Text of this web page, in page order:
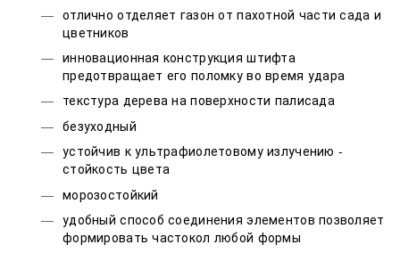
отлично отделяет газон от пахотной части сада и
цветников
инновационная конструкция штифта
предотвращает его поломку во время удара
текстура дерева на поверхности палисада
безуходный
устойчив к ультрафиолетовому излучению -
стойкость цвета
морозостойкий
удобный способ соединения элементов позволяет
формировать частокол любой формы